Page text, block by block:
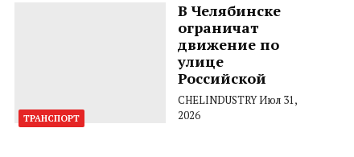
ТРАНСПОРТ
В Челябинске
ограничат
движение по
улице
Российской
CHELINDUSTRYИюл 31,
2026